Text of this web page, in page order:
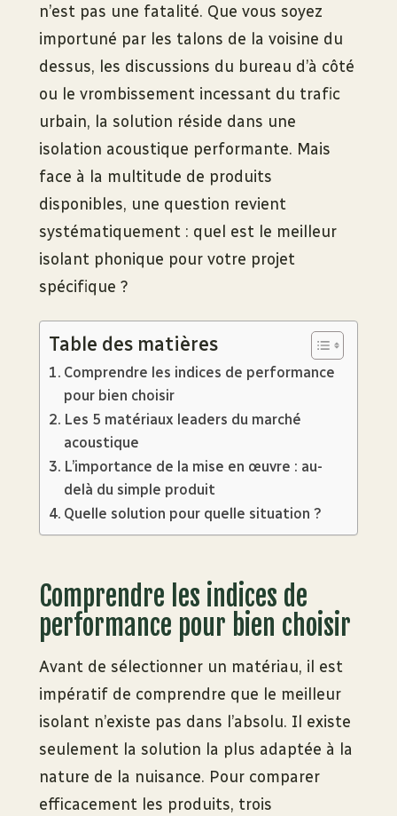
n’est pas une fatalité. Que vous soyez
importuné par les talons de la voisine du
dessus, les discussions du bureau d’à côté
ou le vrombissement incessant du trafic
urbain, la solution réside dans une
isolation acoustique performante. Mais
face à la multitude de produits
disponibles, une question revient
systématiquement : quel est le meilleur
isolant phonique pour votre projet
spécifique ?
Table des matières
Comprendre les indices de performance
pour bien choisir
Les 5 matériaux leaders du marché
acoustique
L’importance de la mise en œuvre : au-
delà du simple produit
Quelle solution pour quelle situation ?
Comprendre les indices de
performance pour bien choisir
Avant de sélectionner un matériau, il est
impératif de comprendre que le meilleur
isolant n’existe pas dans l’absolu. Il existe
seulement la solution la plus adaptée à la
nature de la nuisance. Pour comparer
efficacement les produits, trois